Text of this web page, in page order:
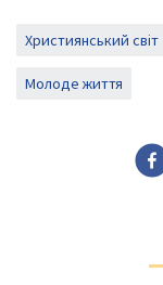
Християнський світ
Молоде життя